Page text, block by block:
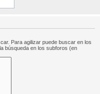
Para agilizar puede buscar en los
búsqueda en los subforos (en